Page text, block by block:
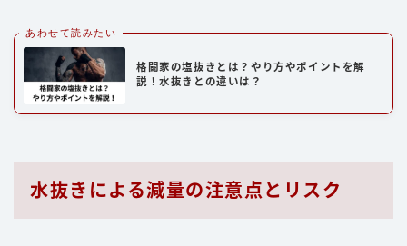
あわせて読みたい
格闘家の塩抜きとは？やり方やポイントを解
説！水抜きとの違いは？
水抜きによる減量の注意点とリスク